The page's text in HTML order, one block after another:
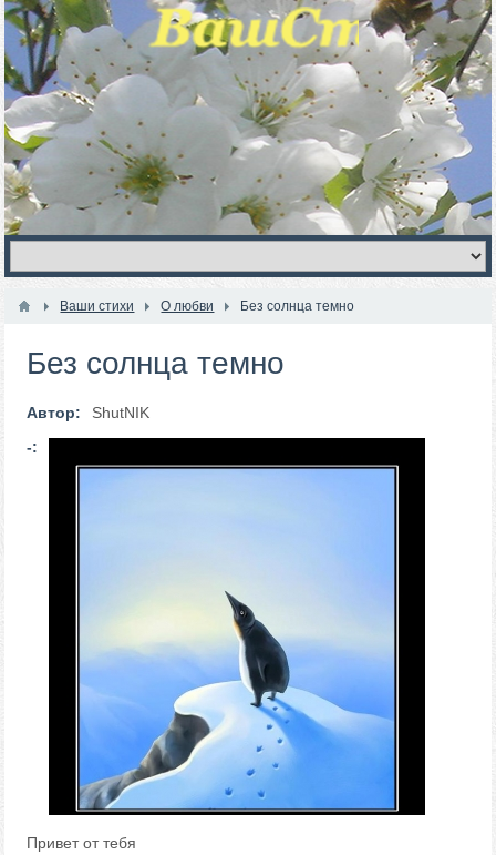
Ваши стихи О любви Без солнца темно
Без солнца темно
Автор:
ShutNIK
-:
Привет от тебя